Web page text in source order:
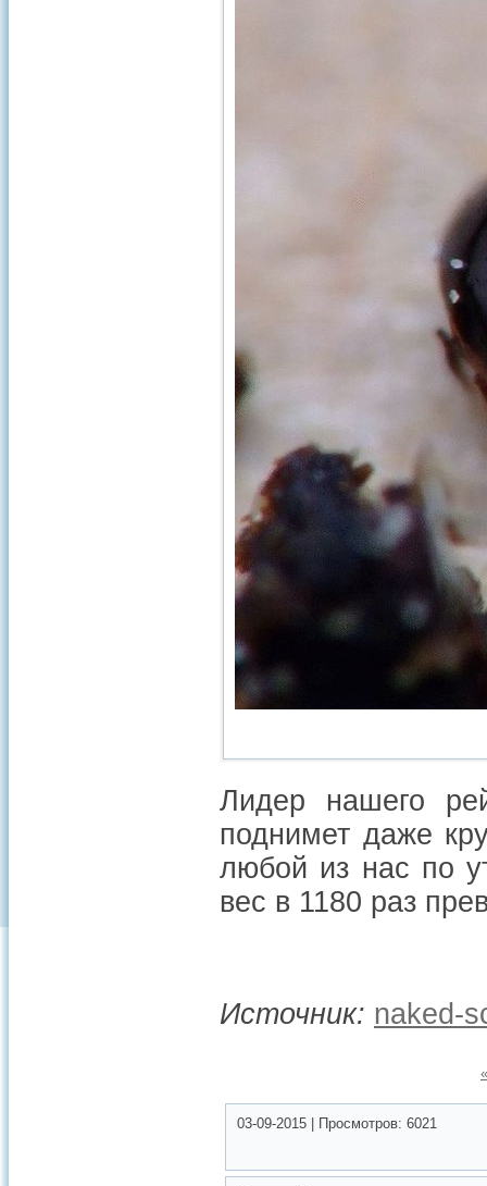
Лидер нашего
поднимет даже
любой из нас по
вес в 1180 раз
Источник: naked-
03-09-2015 Просмотров: 6021